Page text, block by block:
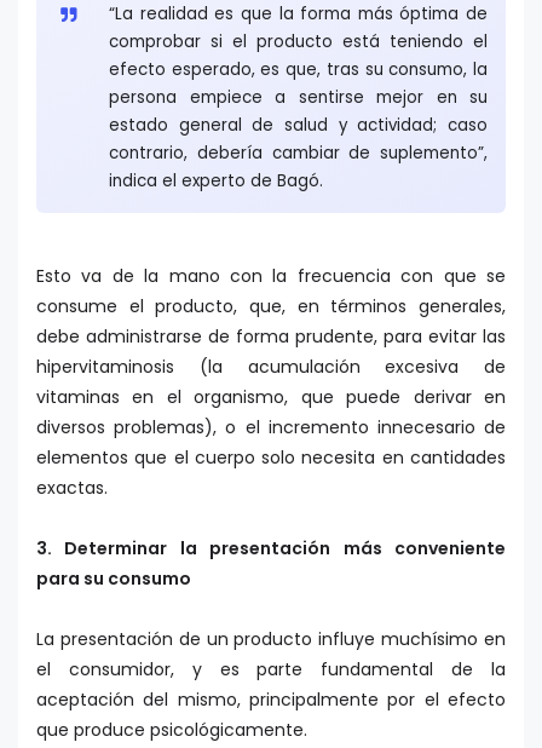
“La realidad es que la forma más óptima de
comprobar si el producto está teniendo el
efecto esperado, es que, tras su consumo, la
persona empiece a sentirse mejor en su
estado general de salud y actividad; caso
contrario, debería cambiar de suplemento”,
indica el experto de Bagó.
Esto va de la mano con la frecuencia con que se
consume el producto, que, en términos generales,
debe administrarse de forma prudente, para evitar las
hipervitaminosis (la acumulación excesiva de
vitaminas en el organismo, que puede derivar en
diversos problemas), o el incremento innecesario de
elementos que el cuerpo solo necesita en cantidades
exactas.
3. Determinar la presentación más conveniente
para su consumo
La presentación de un producto influye muchísimo en
el consumidor, y es parte fundamental de la
aceptación del mismo, principalmente por el efecto
que produce psicológicamente.